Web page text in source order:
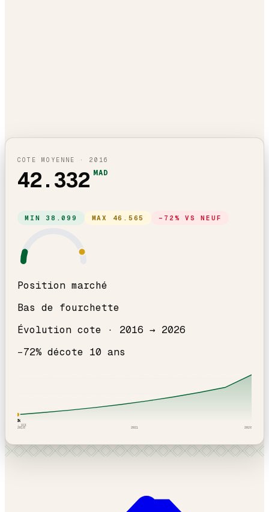
COTE MOYENNE · 2016
42.332 MAD
MIN38.099 MAX 46.565 − 72 % VS NEUF
Position marché
Bas de fourchette
Évolution cote · 2016 → 2026
−72% décote 10 ans
42k
· ICI
2016 2021 2026